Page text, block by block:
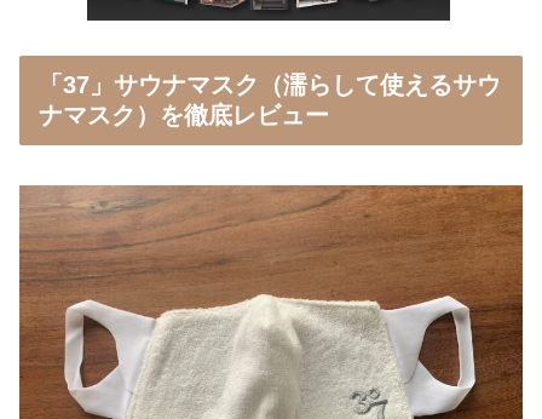
「37」サウナマスク（濡らして使えるサウ
ナマスク）を徹底レビュー